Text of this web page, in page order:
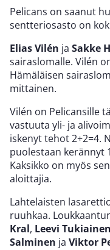
Pelicans on saanut
sentteriosasto on
Elias Vilén ja Sakke
sairaslomalle. Vilén
Hämäläisen
mittainen.
Vilén on Pelicansille
vastuuta yli- ja
iskenyt tehot 2+2=4.
puolestaan kerännyt
Kaksikko on myös
aloittajia.
Lahtelaisten
ruuhkaa.
Kral, Leevi Tukiainen
Salminen ja Viktor